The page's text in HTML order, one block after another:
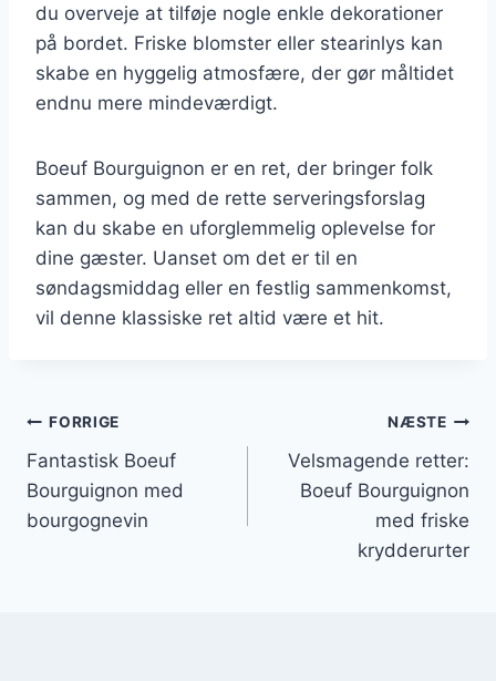
du overveje at tilføje nogle enkle dekorationer
på bordet. Friske blomster eller stearinlys kan
skabe en hyggelig atmosfære, der gør måltidet
endnu mere mindeværdigt.
Boeuf Bourguignon er en ret, der bringer folk
sammen, og med de rette serveringsforslag
kan du skabe en uforglemmelig oplevelse for
dine gæster. Uanset om det er til en
søndagsmiddag eller en festlig sammenkomst,
vil denne klassiske ret altid være et hit.
Indlægsnavigation
FORRIGE
Fantastisk Boeuf
Bourguignon med
bourgognevin
NÆSTE
Velsmagende retter:
Boeuf Bourguignon
med friske
krydderurter